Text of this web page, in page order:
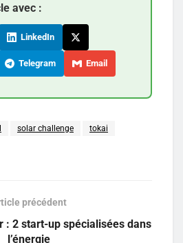
avec :
LinkedIn
Telegram Email
solar challenge tokai
précédent
: 2 start-up spécialisées dans
l’énergie